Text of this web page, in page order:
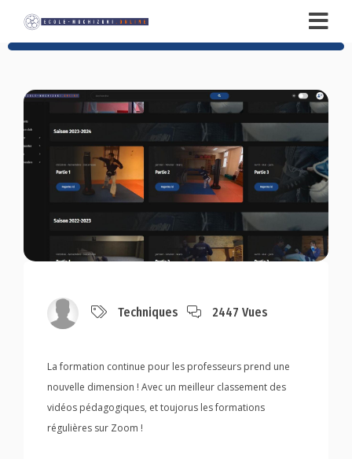
Techniques 2447 Vues
La formation continue pour les professeurs prend une
nouvelle dimension ! Avec un meilleur classement des
vidéos pédagogiques, et toujorus les formations
régulières sur Zoom !